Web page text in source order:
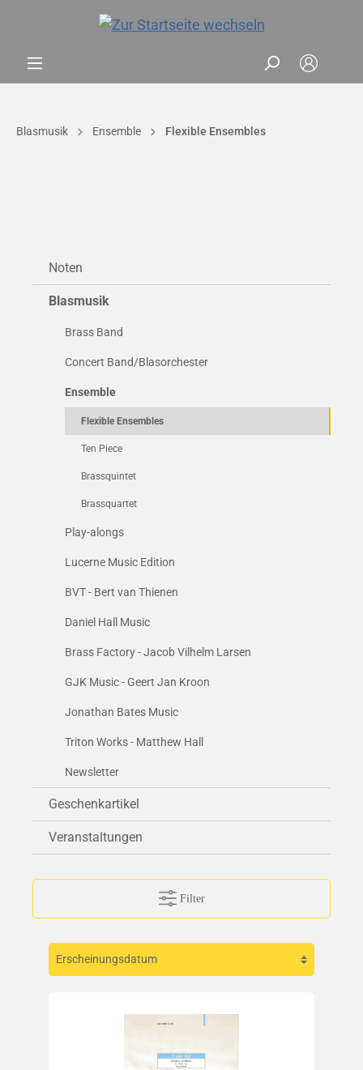
Blasmusik Ensemble Flexible Ensembles
Noten
Blasmusik
Brass Band
Concert Band/Blasorchester
Ensemble
Flexible Ensembles
Ten Piece
Brassquintet
Brassquartet
Play-alongs
Lucerne Music Edition
BVT - Bert van Thienen
Daniel Hall Music
Brass Factory - Jacob Vilhelm Larsen
GJK Music - Geert Jan Kroon
Jonathan Bates Music
Triton Works - Matthew Hall
Newsletter
Geschenkartikel
Veranstaltungen
Filter